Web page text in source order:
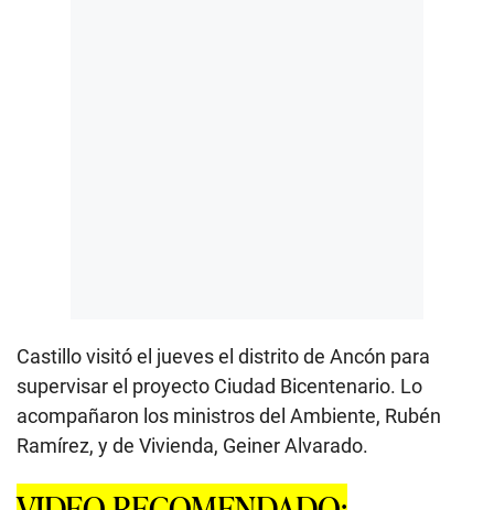
Castillo visitó el jueves el distrito de Ancón para
supervisar el proyecto Ciudad Bicentenario. Lo
acompañaron los ministros del Ambiente, Rubén
Ramírez, y de Vivienda, Geiner Alvarado.